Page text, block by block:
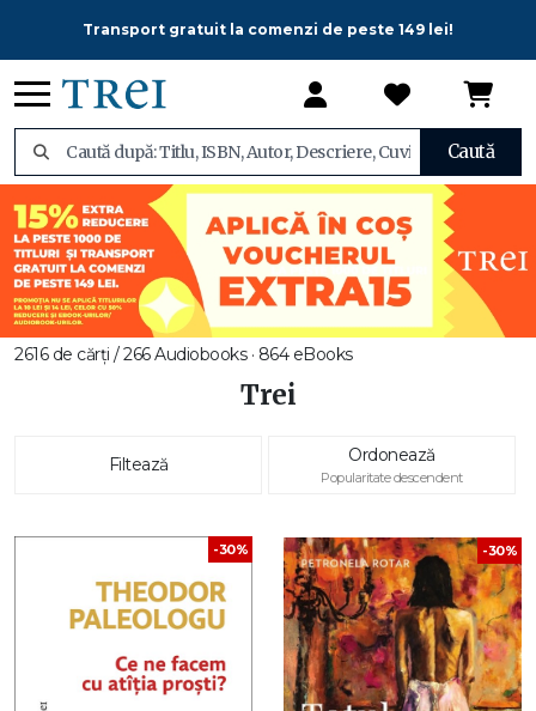
Transport gratuit la comenzi de peste 149 lei!
Caută
2616 de cărți / 266 Audiobooks · 864 eBooks
Trei
Filtează Ordonează
Popularitate descendent
-30% -30%